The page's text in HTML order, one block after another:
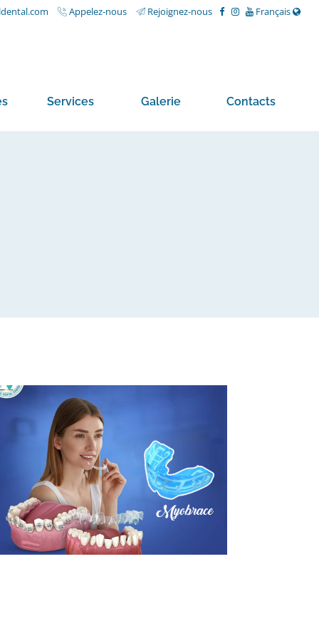
Appelez-nous Rejoignez-nous Français
Services Galerie Contacts